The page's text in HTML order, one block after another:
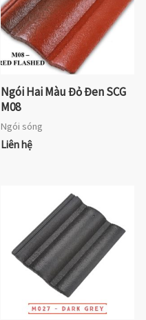
Ngói Hai Màu Đỏ Đen SCG
M08
Ngói sóng
Liên hệ